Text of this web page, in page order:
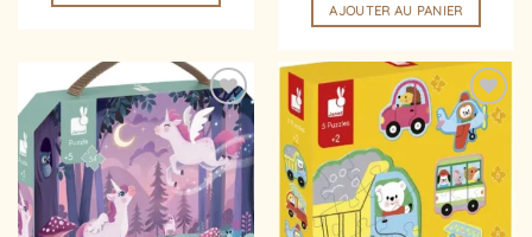
AJOUTER AU PANIER
Ajouter
à la
liste
d’envies
Ajouter
à la
liste
d’envies